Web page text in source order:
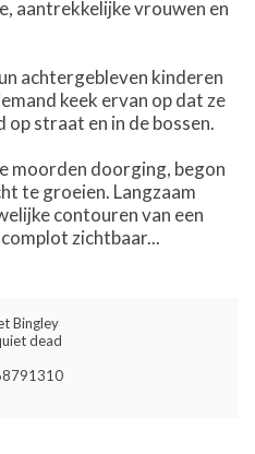
aantrekkelijke vrouwen en
achtergebleven kinderen
keek ervan op dat ze
op straat en in de bossen.
moorden doorging, begon
te groeien. Langzaam
contouren van een
zichtbaar...
Bingley
dead